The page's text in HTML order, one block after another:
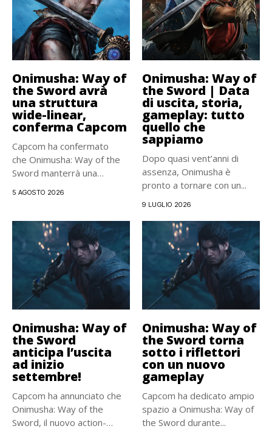
Onimusha: Way of
the Sword avrà
una struttura
wide-linear,
conferma Capcom
Capcom ha confermato
che Onimusha: Way of the
Sword manterrà una
5 AGOSTO 2026
Onimusha: Way of
the Sword | Data
di uscita, storia,
gameplay: tutto
quello che
sappiamo
Dopo quasi vent’anni di
assenza, Onimusha è
pronto a tornare con un...
9 LUGLIO 2026
Onimusha: Way of
the Sword
anticipa l’uscita
ad inizio
settembre!
Capcom ha annunciato che
Onimusha: Way of the
Sword, il nuovo action-
Onimusha: Way of
the Sword torna
sotto i riflettori
con un nuovo
gameplay
Capcom ha dedicato ampio
spazio a Onimusha: Way of
the Sword durante...